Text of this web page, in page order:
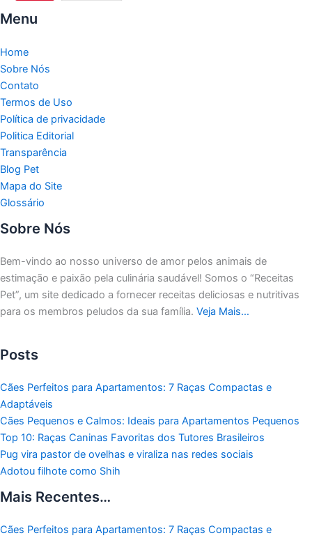
Menu
Home
Sobre Nós
Contato
Termos de Uso
Política de privacidade
Politica Editorial
Transparência
Blog Pet
Mapa do Site
Glossário
Sobre Nós
Bem-vindo ao nosso universo de amor pelos animais de
estimação e paixão pela culinária saudável! Somos o “Receitas
Pet”, um site dedicado a fornecer receitas deliciosas e nutritivas
para os membros peludos da sua família. Veja Mais…
Posts
Cães Perfeitos para Apartamentos: 7 Raças Compactas e
Adaptáveis
Cães Pequenos e Calmos: Ideais para Apartamentos Pequenos
Top 10: Raças Caninas Favoritas dos Tutores Brasileiros
Pug vira pastor de ovelhas e viraliza nas redes sociais
Adotou filhote como Shih
Mais Recentes…
Cães Perfeitos para Apartamentos: 7 Raças Compactas e